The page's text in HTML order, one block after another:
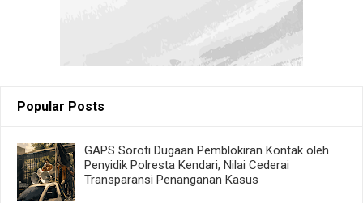
Popular Posts
GAPS Soroti Dugaan Pemblokiran Kontak oleh
Penyidik Polresta Kendari, Nilai Cederai
Transparansi Penanganan Kasus